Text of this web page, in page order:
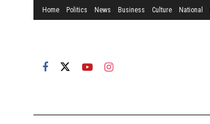
Home Politics News Business Culture National